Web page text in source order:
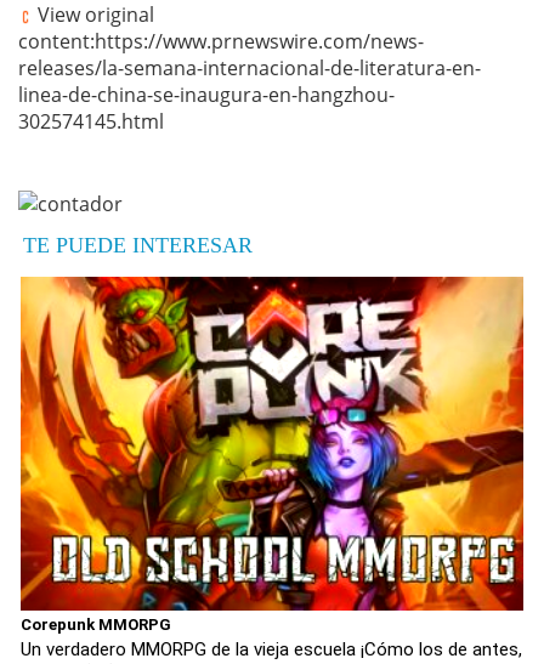
View original
content:https://www.prnewswire.com/news-
releases/la-semana-internacional-de-literatura-en-
linea-de-china-se-inaugura-en-hangzhou-
302574145.html
TE PUEDE INTERESAR
Corepunk MMORPG
Un verdadero MMORPG de la vieja escuela ¡Cómo los de antes,